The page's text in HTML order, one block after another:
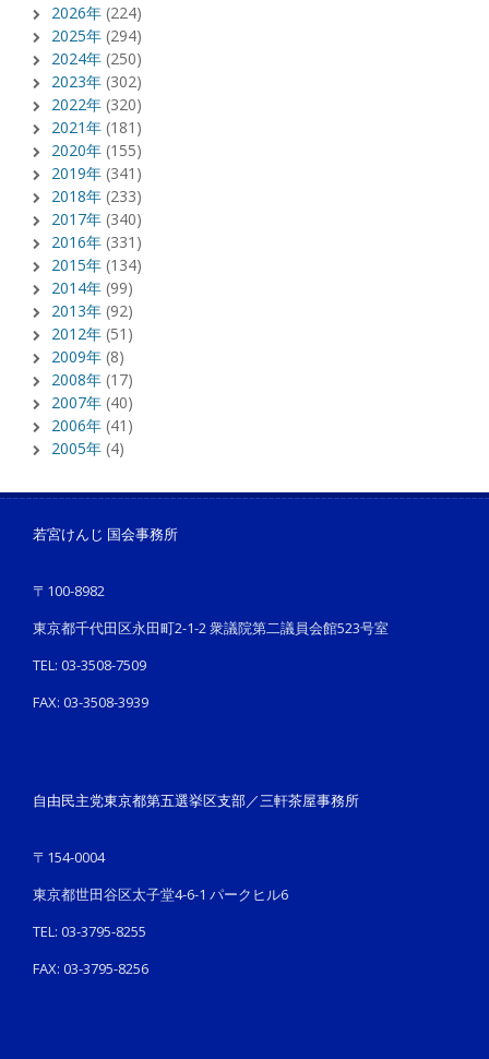
2026年 (224)
2025年 (294)
2024年 (250)
2023年 (302)
2022年 (320)
2021年 (181)
2020年 (155)
2019年 (341)
2018年 (233)
2017年 (340)
2016年 (331)
2015年 (134)
2014年 (99)
2013年 (92)
2012年 (51)
2009年 (8)
2008年 (17)
2007年 (40)
2006年 (41)
2005年 (4)
若宮けんじ 国会事務所
〒100-8982
東京都千代田区永田町2-1-2 衆議院第二議員会館523号室
TEL: 03-3508-7509
FAX: 03-3508-3939
自由民主党東京都第五選挙区支部／三軒茶屋事務所
〒154-0004
東京都世田谷区太子堂4-6-1 パークヒル6
TEL: 03-3795-8255
FAX: 03-3795-8256